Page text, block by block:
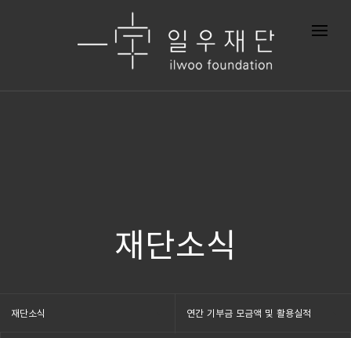
재단소식
재단소식 연간 기부금 모금액 및 활용실적